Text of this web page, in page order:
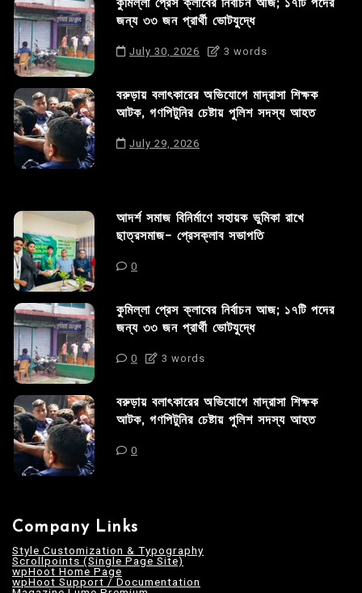
জন্য ৩৩ জন প্রার্থী ভোটযুদ্ধে
July 30, 2026 3 words
বরুড়ায় বলাৎকারের অভিযোগে মাদ্রাসা শিক্ষক
আটক, গণপিটুনির চেষ্টায় পুলিশ সদস্য আহত
July 29, 2026
আদর্শ সমাজ বিনির্মাণে সহায়ক ভুমিকা রাখে
ছাত্রসমাজ- প্রেসক্লাব সভাপতি
0
কুমিল্লা প্রেস ক্লাবের নির্বাচন আজ; ১৭টি পদের
জন্য ৩৩ জন প্রার্থী ভোটযুদ্ধে
0 3 words
বরুড়ায় বলাৎকারের অভিযোগে মাদ্রাসা শিক্ষক
আটক, গণপিটুনির চেষ্টায় পুলিশ সদস্য আহত
0
Company Links
Style Customization & Typography
Scrollpoints (Single Page Site)
wpHoot Home Page
wpHoot Support / Documentation